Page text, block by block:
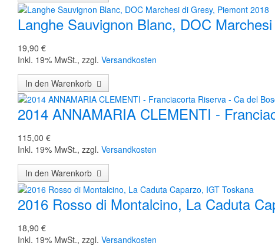
Langhe Sauvignon Blanc, DOC
19,90 €
Inkl. 19% MwSt., zzgl. Versandkosten
In den Warenkorb
2014 ANNAMARIA CLEMENTI -
115,00 €
Inkl. 19% MwSt., zzgl. Versandkosten
In den Warenkorb
2016 Rosso di Montalcino, La Caduta
18,90 €
Inkl. 19% MwSt., zzgl. Versandkosten